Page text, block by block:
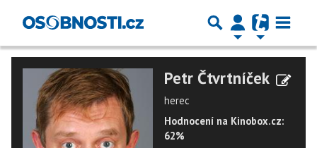
Petr Čtvrtníček
herec
Hodnocení na Kinobox.cz:
62%